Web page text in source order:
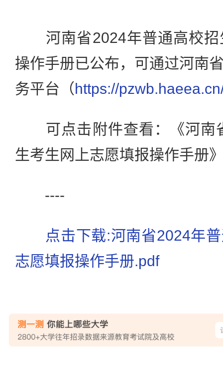
河南省2024年普通高校招
操作手册已公布，可通过河南
务平台（https://
可点击附件查看：《河南
生考生网上志愿填报操作手册
----
点击下载:河南省2024年
志愿填报操作手册.pdf